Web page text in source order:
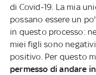
di Covid-19. La mia
possano essere un
in questo processo:
miei figli sono
positivo. Per questo
permesso di andare